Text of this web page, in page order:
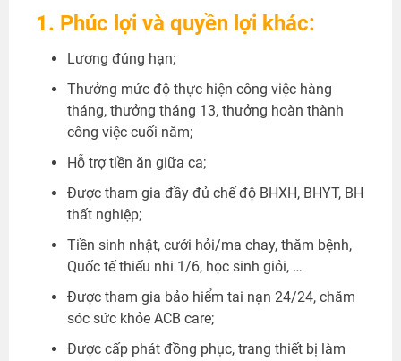
1. Phúc lợi và quyền lợi khác:
Lương đúng hạn;
Thưởng mức độ thực hiện công việc hàng
tháng, thưởng tháng 13, thưởng hoàn thành
công việc cuối năm;
Hỗ trợ tiền ăn giữa ca;
Được tham gia đầy đủ chế độ BHXH, BHYT, BH
thất nghiệp;
Tiền sinh nhật, cưới hỏi/ma chay, thăm bệnh,
Quốc tế thiếu nhi 1/6, học sinh giỏi, …
Được tham gia bảo hiểm tai nạn 24/24, chăm
sóc sức khỏe ACB care;
Được cấp phát đồng phục, trang thiết bị làm